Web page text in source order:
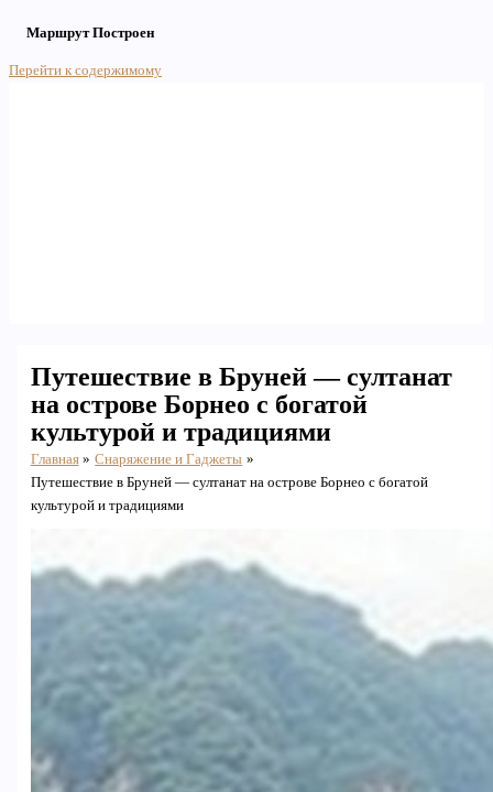
Маршрут Построен
Перейти к содержимому
Путешествие в Бруней — султанат
на острове Борнео с богатой
культурой и традициями
Главная
Снаряжение и Гаджеты
Путешествие в Бруней — султанат на острове Борнео с богатой
культурой и традициями